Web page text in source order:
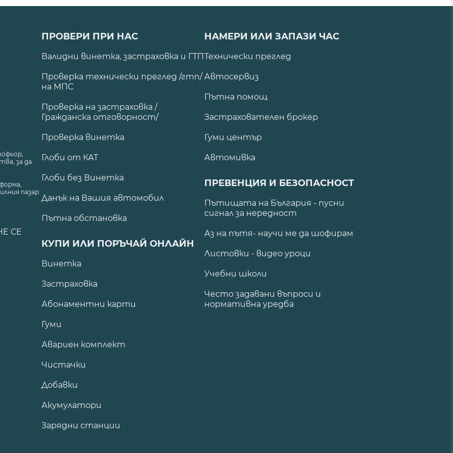
за да
пазар
СЕ
ПРОВЕРИ ПРИ НАС
Валидни винетка, застраховка и ГТП
Проверка технически преглед /гтп/
на МПС
Проверка на застраховка /
Гражданска отговорност/
Проверка винетка
Глоби от КАТ
Глоби без Винетка
Данък на Вашия автомобил
Пътна обстановка
КУПИ ИЛИ ПОРЪЧАЙ ОНЛАЙН
Винетка
Застраховка
Абонаментни карти
Гуми
Авариен комплект
Чистачки
Добавки
Акумулатори
Зарядни станции
НАМЕРИ ИЛИ ЗАПАЗИ ЧАС
Технически преглед
Автосервиз
Пътна помощ
Застрахователен брокер
Гуми център
Автомивка
ПРЕВЕНЦИЯ И БЕЗОПАСНОСТ
Пътищата на България - пусни
сигнал за нередност
Аз на пътя- научи ме да шофирам
Листовки - видео уроци
Учебни школи
Често задавани въпроси и
нормативна уредба